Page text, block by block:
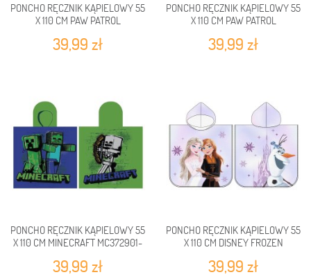
PONCHO RĘCZNIK KĄPIELOWY 55
X 110 CM PAW PATROL
39,99 zł
PONCHO RĘCZNIK KĄPIELOWY 55
X 110 CM PAW PATROL
39,99 zł
PONCHO RĘCZNIK KĄPIELOWY 55
X 110 CM MINECRAFT MC372901-
39,99 zł
PONCHO RĘCZNIK KĄPIELOWY 55
X 110 CM DISNEY FROZEN
39,99 zł